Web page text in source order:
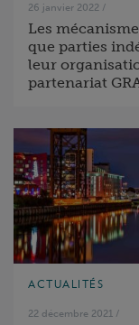
26 janvier 2022 /
Les
que parties
leur
partenariat
ACTUALITÉS
22 décembre 2021 /